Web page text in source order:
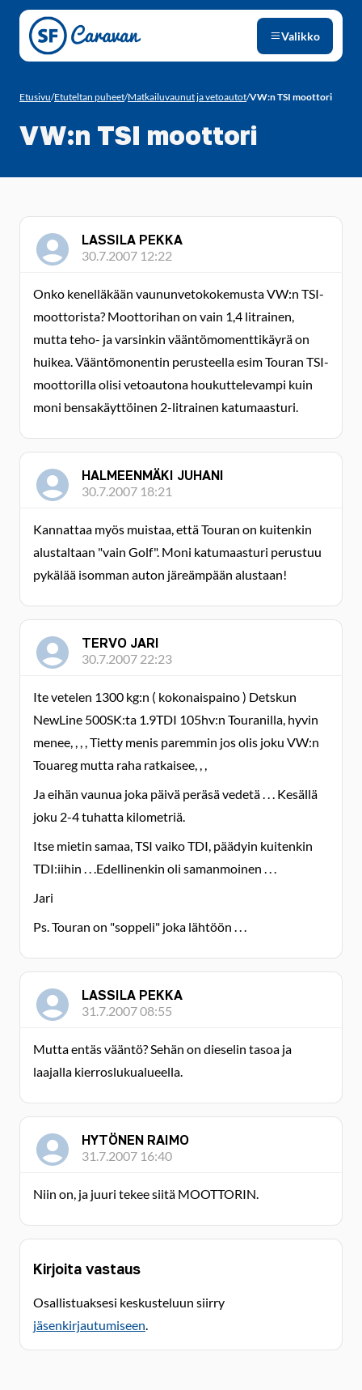
Siirry sivun sisältöön
Valikko
Etusivu/Etuteltan puheet/Matkailuvaunut ja vetoautot/VW:n TSI moottori
VW:n TSI moottori
LASSILA PEKKA
30.7.2007 12:22
Onko kenelläkään vaununvetokokemusta VW:n TSI-
moottorista? Moottorihan on vain 1,4 litrainen,
mutta teho- ja varsinkin vääntömomenttikäyrä on
huikea. Vääntömonentin perusteella esim Touran TSI-
moottorilla olisi vetoautona houkuttelevampi kuin
moni bensakäyttöinen 2-litrainen katumaasturi.
HALMEENMÄKI JUHANI
30.7.2007 18:21
Kannattaa myös muistaa, että Touran on kuitenkin
alustaltaan "vain Golf". Moni katumaasturi perustuu
pykälää isomman auton järeämpään alustaan!
TERVO JARI
30.7.2007 22:23
Ite vetelen 1300 kg:n ( kokonaispaino ) Detskun
NewLine 500SK:ta 1.9TDI 105hv:n Touranilla, hyvin
menee, , , , Tietty menis paremmin jos olis joku VW:n
Touareg mutta raha ratkaisee, , ,
Ja eihän vaunua joka päivä peräsä vedetä . . . Kesällä
joku 2-4 tuhatta kilometriä.
Itse mietin samaa, TSI vaiko TDI, päädyin kuitenkin
TDI:iihin . . .Edellinenkin oli samanmoinen . . .
Jari
Ps. Touran on "soppeli" joka lähtöön . . .
LASSILA PEKKA
31.7.2007 08:55
Mutta entäs vääntö? Sehän on dieselin tasoa ja
laajalla kierroslukualueella.
HYTÖNEN RAIMO
31.7.2007 16:40
Niin on, ja juuri tekee siitä MOOTTORIN.
Kirjoita vastaus
Osallistuaksesi keskusteluun siirry
jäsenkirjautumiseen.